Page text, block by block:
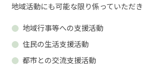
地域活動にも可能な限り係っていただ
地域行事等への支援活動
住民の生活支援活動
都市との交流支援活動